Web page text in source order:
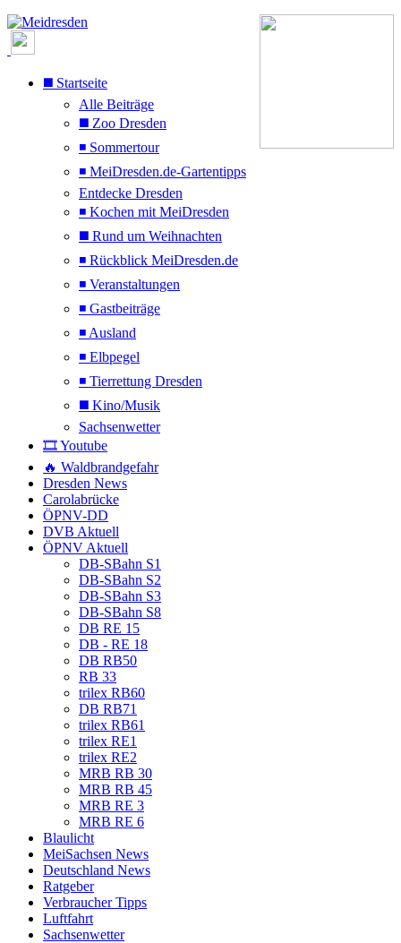
◼️ Startseite
Alle Beiträge
◼️ Zoo Dresden
◾ Sommertour
◾ MeiDresden.de-Gartentipps
Entdecke Dresden
◾ Kochen mit MeiDresden
◼️ Rund um Weihnachten
◾ Rückblick MeiDresden.de
◾ Veranstaltungen
◾ Gastbeiträge
◾ Ausland
◾ Elbpegel
◾ Tierrettung Dresden
◼️ Kino/Musik
Sachsenwetter
🎞️ Youtube
🔥 Waldbrandgefahr
Dresden News
Carolabrücke
ÖPNV-DD
DVB Aktuell
ÖPNV Aktuell
DB-SBahn S1
DB-SBahn S2
DB-SBahn S3
DB-SBahn S8
DB RE 15
DB - RE 18
DB RB50
RB 33
trilex RB60
DB RB71
trilex RB61
trilex RE1
trilex RE2
MRB RB 30
MRB RB 45
MRB RE 3
MRB RE 6
Blaulicht
MeiSachsen News
Deutschland News
Ratgeber
Verbraucher Tipps
Luftfahrt
Sachsenwetter